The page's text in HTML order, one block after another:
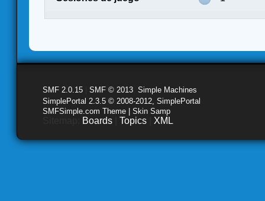
SMF 2.0.15 SMF © 2013 Simple Machines
SimplePortal 2.3.5 © 2008-2012, SimplePortal
SMFSimple.com Theme | Skin Samp
Boards Topics XML